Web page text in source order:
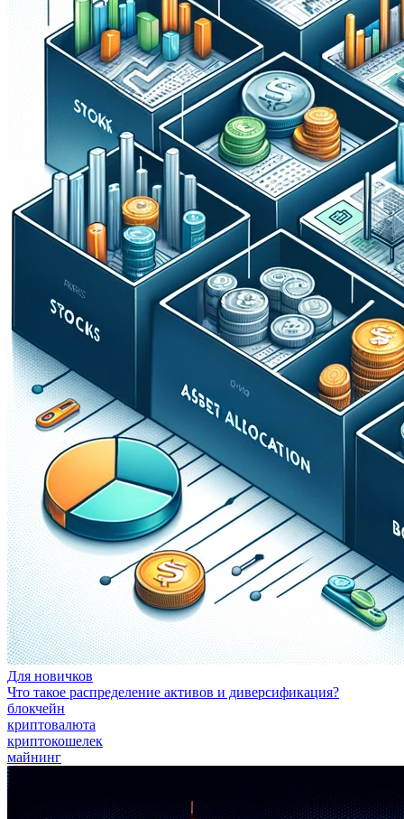
Для новичков
Что такое распределение активов и диверсификация?
блокчейн
криптовалюта
криптокошелек
майнинг